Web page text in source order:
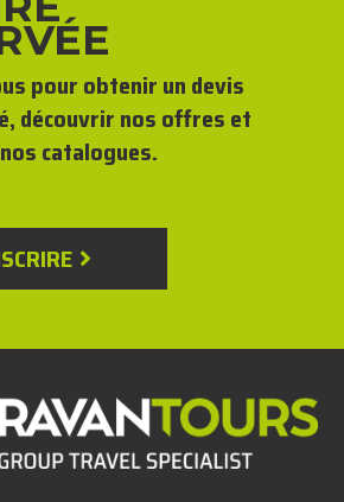
pour obtenir un devis
découvrir nos offres et
catalogues.